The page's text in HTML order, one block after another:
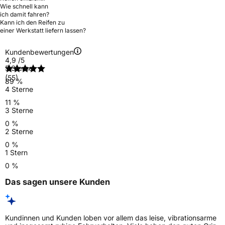
Wie schnell kann
ich damit fahren?
Kann ich den Reifen zu
einer Werkstatt liefern lassen?
Kundenbewertungen
4,9 /5
(55)
5 Sterne
89 %
4 Sterne
11 %
3 Sterne
0 %
2 Sterne
0 %
1 Stern
0 %
Das sagen unsere Kunden
Kundinnen und Kunden loben vor allem das leise, vibrationsarme